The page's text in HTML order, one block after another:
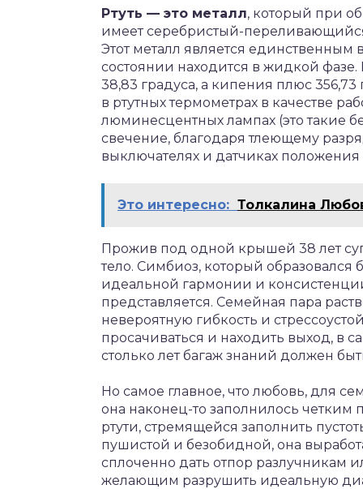
Ртуть — это металл, который при
имеет серебристый-
Этот металл является
состоянии находится в жидкой фазе.
38,83 градуса, а кипения плюс
в ртутных термометрах в качестве
люминесцентных лампах (это такие
свечение, благодаря тлеющему
выключателях и датчиках положения
Это интересно: Толкалина
Прожив под одной крышей 38 лет
тело. Симбиоз, который образовался
идеальной гармонии и
представляется. Семейная пара
невероятную гибкость и
просачиваться и находить выход, в
столько лет багаж знаний должен
Но самое главное, что любовь, для
она наконец-то заполнилось
ртути, стремящейся заполнить
пушистой и безобидной, она
сплоченно дать отпор разлучникам
желающим разрушить идеальную